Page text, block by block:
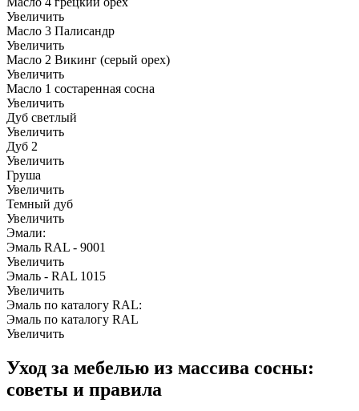
Увеличить
Масло 3 Палисандр
Увеличить
Масло 2 Викинг (серый орех)
Увеличить
Масло 1 состаренная сосна
Увеличить
Дуб светлый
Увеличить
Дуб 2
Увеличить
Груша
Увеличить
Темный дуб
Увеличить
Эмали:
Эмаль RAL - 9001
Увеличить
Эмаль - RAL 1015
Увеличить
Эмаль по каталогу RAL:
Эмаль по каталогу RAL
Увеличить
Уход за мебелью из массива сосны:
советы и правила